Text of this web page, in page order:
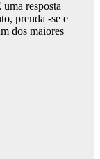
uma resposta
prenda -se e
dos maiores